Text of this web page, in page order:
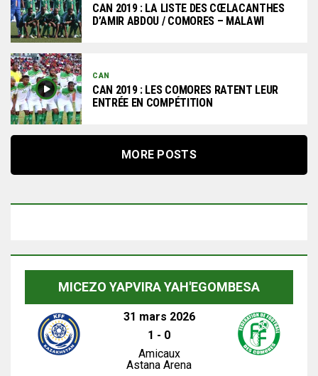
CAN 2019 : LA LISTE DES CŒLACANTHES
D’AMIR ABDOU / COMORES – MALAWI
CAN
CAN 2019 : LES COMORES RATENT LEUR
ENTRÉE EN COMPÉTITION
MORE POSTS
MICEZO YAPVIRA YAH'EGOMBESA
31 mars 2026
1 - 0
Amicaux
Astana Arena